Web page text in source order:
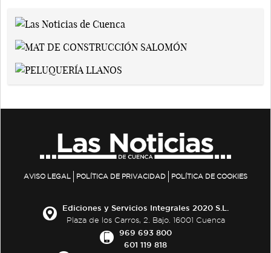
AVISO LEGAL POLÍTICA DE PRIVACIDAD POLÍTICA DE COOKIES
Ediciones y Servicios Integrales 2020 S.L.
Plaza de los Carros, 2. Bajo. 16001 Cuenca
969 693 800
601 119 818